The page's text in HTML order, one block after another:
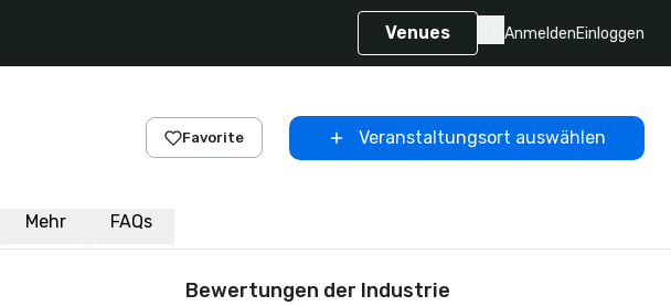
Venues AnmeldenEinloggen
Favorite Veranstaltungsort auswählen
Mehr FAQs
Bewertungen der Industrie